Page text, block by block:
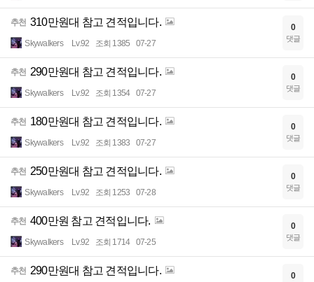
추천 310만원대 참고 견적입니다.
Skywalkers Lv.92 조회 1385 07-27
0
댓글
추천 290만원대 참고 견적입니다.
Skywalkers Lv.92 조회 1354 07-27
0
댓글
추천 180만원대 참고 견적입니다.
Skywalkers Lv.92 조회 1383 07-27
0
댓글
추천 250만원대 참고 견적입니다.
Skywalkers Lv.92 조회 1253 07-28
0
댓글
추천 400만원 참고 견적입니다.
Skywalkers Lv.92 조회 1714 07-25
0
댓글
추천 290만원대 참고 견적입니다. 0